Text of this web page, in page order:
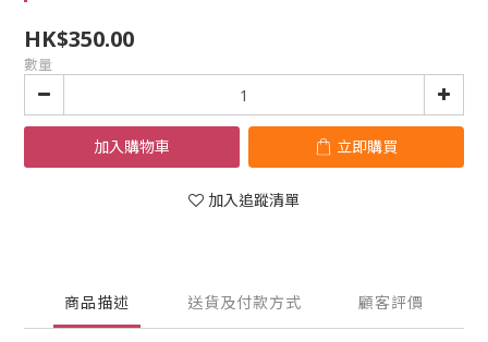
HK$350.00
數量
加入購物車 立即購買
加入追蹤清單
商品描述 送貨及付款方式 顧客評價